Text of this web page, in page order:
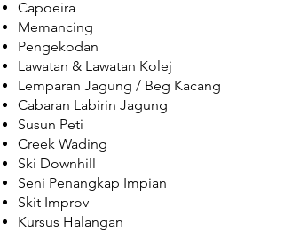
Capoeira
Memancing
Pengekodan
Lawatan & Lawatan Kolej
Lemparan Jagung / Beg Kacang
Cabaran Labirin Jagung
Susun Peti
Creek Wading
Ski Downhill
Seni Penangkap Impian
Skit Improv
Kursus Halangan